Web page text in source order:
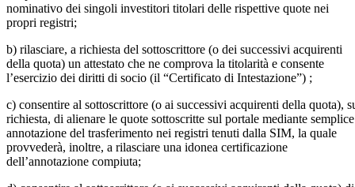
nominativo dei singoli investitori titolari delle rispettive quote nei
propri registri;
b) rilasciare, a richiesta del sottoscrittore (o dei successivi acquirenti
della quota) un attestato che ne comprova la titolarità e consente
l’esercizio dei diritti di socio (il “Certificato di Intestazione”) ;
c) consentire al sottoscrittore (o ai successivi acquirenti della quota),
richiesta, di alienare le quote sottoscritte sul portale mediante semplice
annotazione del trasferimento nei registri tenuti dalla SIM, la quale
provvederà, inoltre, a rilasciare una idonea certificazione
dell’annotazione compiuta;